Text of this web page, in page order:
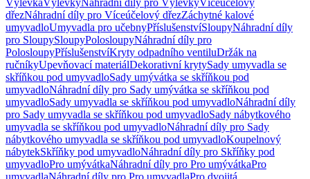
VýlevkaVýlevkyNáhradní díly pro VýlevkyVíceúčelový
dřezNáhradní díly pro Víceúčelový dřezZáchytné kalové
umyvadloUmyvadla pro učebnyPříslušenstvíSloupyNáhradní díly
pro SloupySloupyPolosloupyNáhradní díly pro
PolosloupyPříslušenstvíKryty odpadního ventiluDržák na
ručníkyUpevňovací materiálDekorativní krytySady umyvadla se
skříňkou pod umyvadloSady umývátka se skříňkou pod
umyvadloNáhradní díly pro Sady umývátka se skříňkou pod
umyvadloSady umyvadla se skříňkou pod umyvadloNáhradní díly
pro Sady umyvadla se skříňkou pod umyvadloSady nábytkového
umyvadla se skříňkou pod umyvadloNáhradní díly pro Sady
nábytkového umyvadla se skříňkou pod umyvadloKoupelnový
nábytekSkříňky pod umyvadloNáhradní díly pro Skříňky pod
umyvadloPro umývátkaNáhradní díly pro Pro umývátkaPro
umyvadlaNáhradní díly pro Pro umyvadlaPro dvojitá